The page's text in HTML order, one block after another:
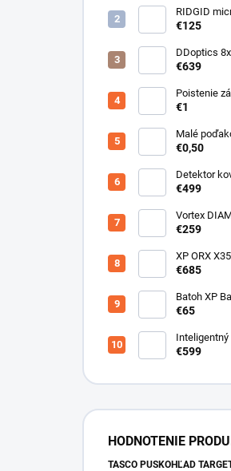
RIDGID
Detektor
€125
DDoptics
Gen.3
€639
Poistenie
€1
Malé
sklade
€0,50
Detektor
Terra ELITE
€499
Vortex
10X50
€259
XP ORX
bezdrôtové
€685
Batoh XP
€65
teleskop
€599
HODNOTENIE